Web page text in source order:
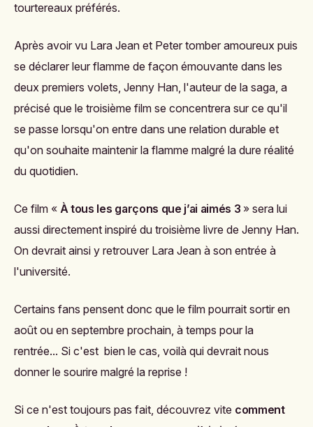
tourtereaux préférés.
Après avoir vu Lara Jean et Peter tomber amoureux puis
se déclarer leur flamme de façon émouvante dans les
deux premiers volets, Jenny Han, l'auteur de la saga, a
précisé que le troisième film se concentrera sur ce qu'il
se passe lorsqu'on entre dans une relation durable et
qu'on souhaite maintenir la flamme malgré la dure réalité
du quotidien.
Ce film « À tous les garçons que j’ai aimés 3 » sera lui
aussi directement inspiré du troisième livre de Jenny Han.
On devrait ainsi y retrouver Lara Jean à son entrée à
l'université.
Certains fans pensent donc que le film pourrait sortir en
août ou en septembre prochain, à temps pour la
rentrée... Si c'est bien le cas, voilà qui devrait nous
donner le sourire malgré la reprise !
Si ce n'est toujours pas fait, découvrez vite comment